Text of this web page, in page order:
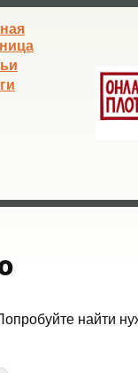
найти